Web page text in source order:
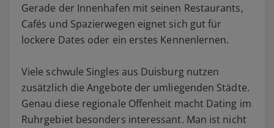
Gerade der Innenhafen mit seinen Restaurants,
Cafés und Spazierwegen eignet sich gut für
lockere Dates oder ein erstes Kennenlernen.
Viele schwule Singles aus Duisburg nutzen
zusätzlich die Angebote der umliegenden Städte.
Genau diese regionale Offenheit macht Dating im
Ruhrgebiet besonders interessant. Man ist nicht